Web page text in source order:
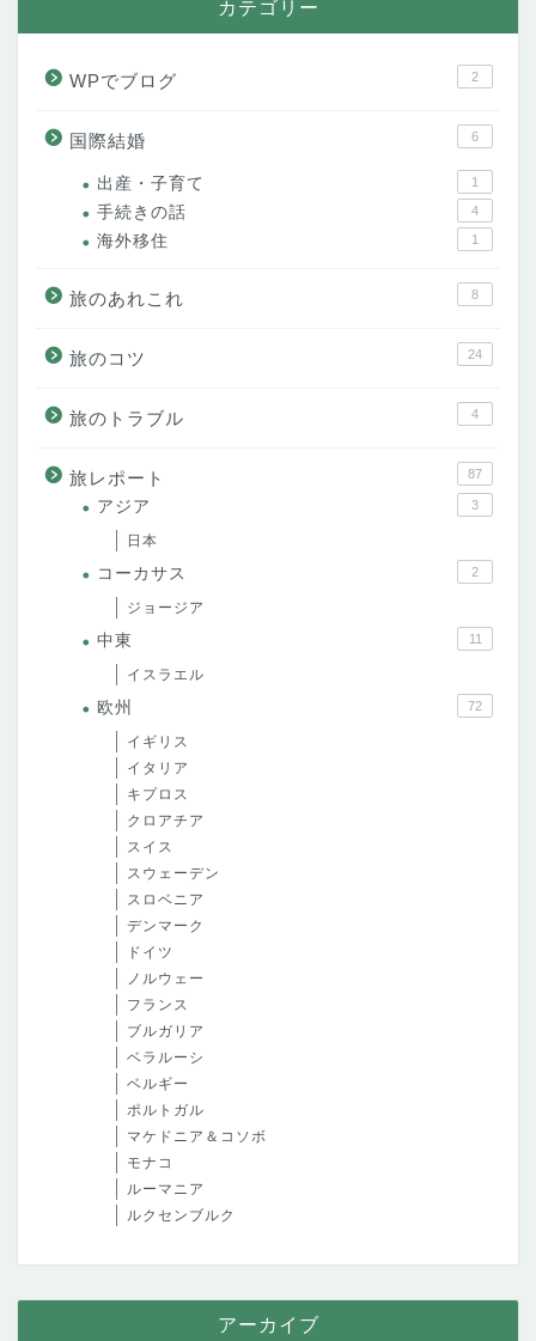
カテゴリー
WPでブログ 2
国際結婚 6
出産・子育て 1
手続きの話 4
海外移住 1
旅のあれこれ 8
旅のコツ 24
旅のトラブル 4
旅レポート 87
アジア 3
日本
コーカサス 2
ジョージア
中東 11
イスラエル
欧州 72
イギリス
イタリア
キプロス
クロアチア
スイス
スウェーデン
スロベニア
デンマーク
ドイツ
ノルウェー
フランス
ブルガリア
ベラルーシ
ベルギー
ポルトガル
マケドニア＆コソボ
モナコ
ルーマニア
ルクセンブルク
アーカイブ